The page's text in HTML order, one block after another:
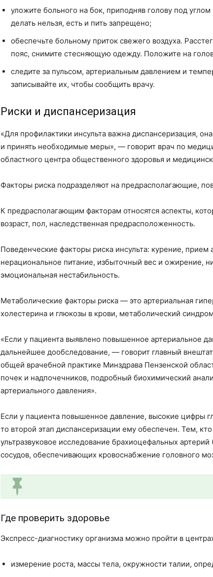
уложите больного на бок, приподняв голову под
делать нельзя, есть и пить запрещено;
обеспечьте больному приток свежего воздуха.
пояс, снимите стесняющую одежду. Положите на
следите за пульсом, артериальным давлением и
записывайте их, чтобы сообщить врачу.
Риски и диспансеризация
«Для профилактики инсульта важна диспансеризация,
и принять необходимые меры», — говорит врач по
областного центра общественного здоровья и
Факторы риска подразделяют на предрасполагающие,
К предрасполагающим факторам относятся аспекты,
возраст, пол, наследственная предрасположенность.
Поведенческие факторы риска инсульта: курение, прием
нерациональное питание, избыточный вес и ожирение,
эмоциональная нестабильность.
Метаболические факторы риска — это артериальная
холестерина и глюкозы в крови, метаболический
«Если у пациента выявлено повышенное артериальное
дальнейшее дообследование, — говорит главный
общей врачебной практике Минздрава Пензенской
почек и надпочечников, подробный биохимический
артериального давления».
Если у пациента повышенное давление, высокие цифры
то второй этап диспансеризации ему обеспечен. Тем,
ультразвуковое исследование брахиоцефальных
сосудов, обеспечивающих кровоснабжение головного
Где проверить здоровье
Экспресс-диагностику организма можно пройти в
измерение роста, массы тела, окружности талии,